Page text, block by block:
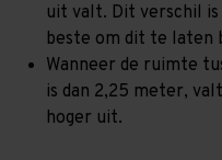
uit valt. Dit verschil
beste om dit te laten
Wanneer de ruimte
is dan 2,25 meter,
hoger uit.